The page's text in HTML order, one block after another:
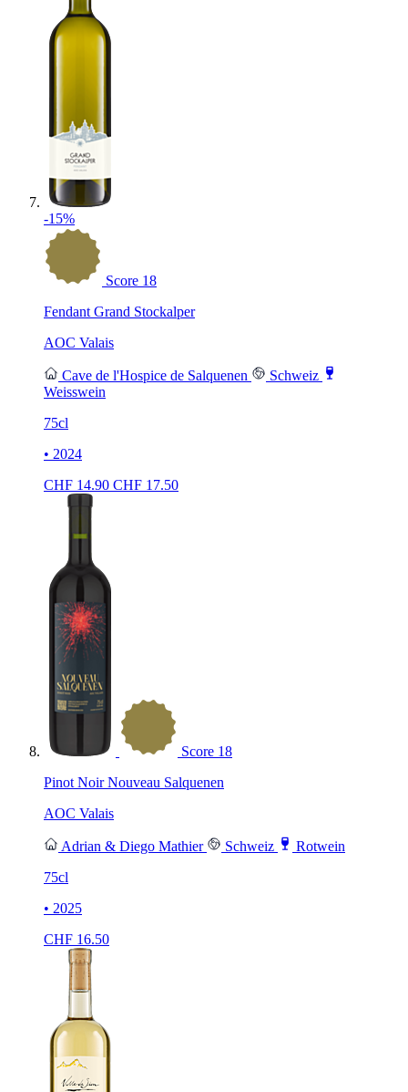
-15%
Score 18
Fendant Grand Stockalper
AOC Valais
Cave de l'Hospice de Salquenen
Schweiz
Weisswein
75cl
• 2024
CHF 14.90 CHF 17.50
Score 18
Pinot Noir Nouveau Salquenen
AOC Valais
Adrian & Diego Mathier Schweiz
Rotwein
75cl
• 2025
CHF 16.50